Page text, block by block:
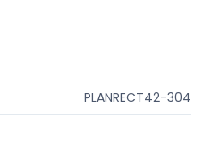
PLANRECT42-304